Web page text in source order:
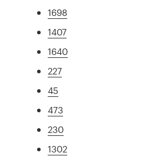
1698
1407
1640
227
45
473
230
1302